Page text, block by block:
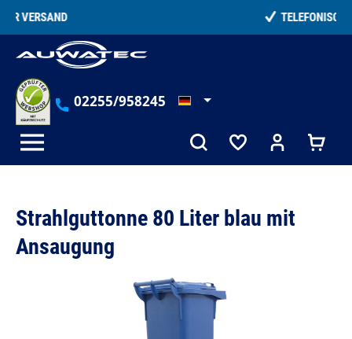
springen TELEFONISCHE BERATUNG
02255/958245
Strahlguttonne 80 Liter blau mit
Ansaugung
Bildergalerie überspringen